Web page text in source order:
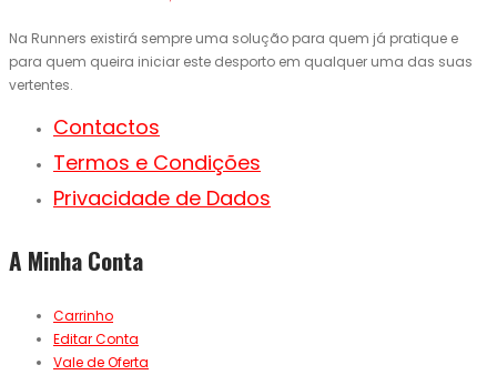
Na Runners existirá sempre uma solução para quem já pratique e
para quem queira iniciar este desporto em qualquer uma das suas
vertentes.
Contactos
Termos e Condições
Privacidade de Dados
A Minha Conta
Carrinho
Editar Conta
Vale de Oferta